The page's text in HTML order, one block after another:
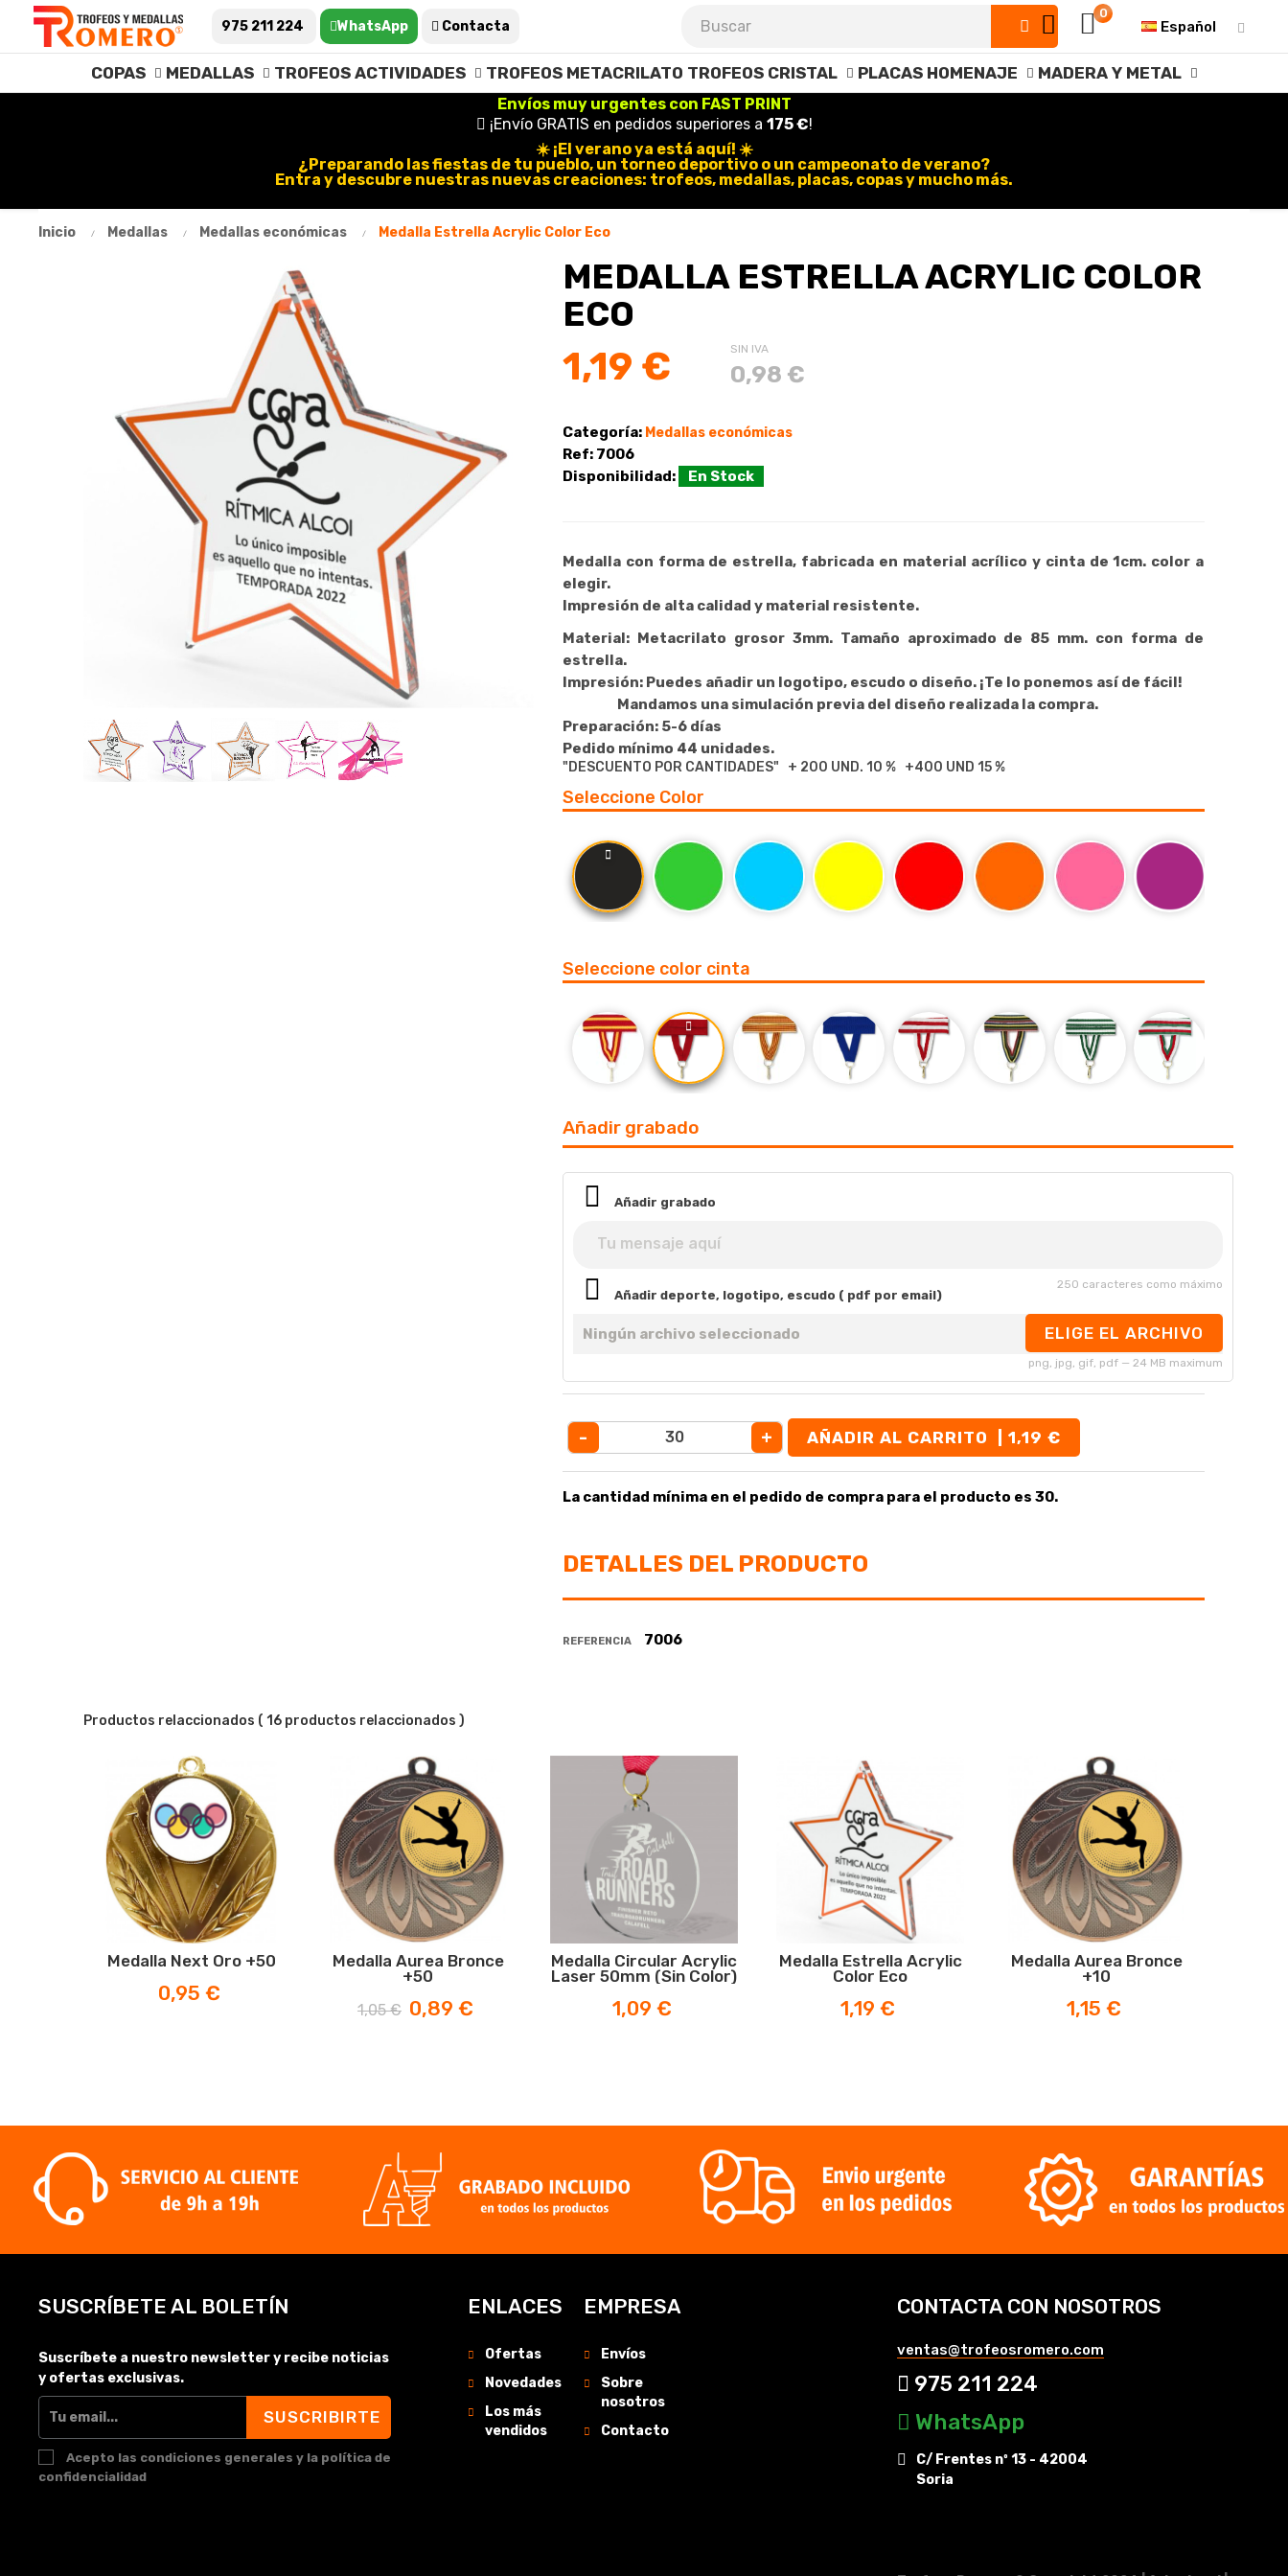
975 211 224 WhatsApp Contacta
0
Español
COPAS MEDALLAS TROFEOS ACTIVIDADES TROFEOS METACRILATO TROFEOS CRISTAL PLACAS HOMENAJE MADERA Y METAL
Envíos muy urgentes con FAST PRINT
¡Envío GRATIS en pedidos superiores a 175 €!
☀️ ¡El verano ya está aquí! ☀️
¿Preparando las fiestas de tu pueblo, un torneo deportivo o un campeonato de verano?
Entra y descubre nuestras nuevas creaciones: trofeos, medallas, placas, copas y mucho más.
Inicio Medallas Medallas económicas Medalla Estrella Acrylic Color Eco
MEDALLA ESTRELLA ACRYLIC COLOR
ECO
1,19 € SIN IVA
0,98 €
Categoría: Medallas económicas
Ref: 7006
Disponibilidad:
En Stock
Medalla con forma de estrella, fabricada en material acrílico y cinta de 1cm. color a
elegir.
Impresión de alta calidad y material resistente.
Material: Metacrilato grosor 3mm. Tamaño aproximado de 85 mm. con forma de
estrella.
Impresión: Puedes añadir un logotipo, escudo o diseño. ¡Te lo ponemos así de fácil!
Mandamos una simulación previa del diseño realizada la compra.
Preparación: 5-6 días
Pedido mínimo 44 unidades.
"DESCUENTO POR CANTIDADES" + 200 UND. 10 % +400 UND 15 %
Seleccione Color
Seleccione color cinta
- + AÑADIR AL CARRITO | 1,19 €
La cantidad mínima en el pedido de compra para el producto es 30.
Añadir grabado
Añadir grabado
250 caracteres como máximo
Añadir deporte, logotipo, escudo ( pdf por email)
Ningún archivo seleccionado ELIGE EL ARCHIVO
png, jpg, gif, pdf — 24 MB maximum
DETALLES DEL PRODUCTO
REFERENCIA 7006
Productos relaccionados ( 16 productos relaccionados )
Medalla Next Oro +50
Precio
0,95 €
-15%
Medalla Aurea Bronce
+50
Precio
1,05 € Precio
0,89 €
Medalla Circular Acrylic
Laser 50mm (sin Color)
Precio
1,09 €
Medalla Estrella Acrylic
Color Eco
Precio
1,19 €
Medalla Aurea Bronce
+10
Precio
1,15 €
SUSCRÍBETE AL BOLETÍN
Suscríbete a nuestro newsletter y recibe noticias
y ofertas exclusivas.
SUSCRIBIRTE
Acepto las condiciones generales y la política de
confidencialidad
ENLACES
Ofertas
Novedades
Los más
vendidos
EMPRESA
Envíos
Sobre
nosotros
Contacto
CONTACTA CON NOSOTROS
ventas@trofeosromero.com
975 211 224
WhatsApp
C/ Frentes nº 13 - 42004
Soria